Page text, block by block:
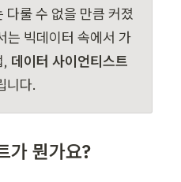
다룰 수 없을 만큼 커졌
는 빅데이터 속에서 가
, 데이터 사이언티스트
니다.
가 뭔가요?